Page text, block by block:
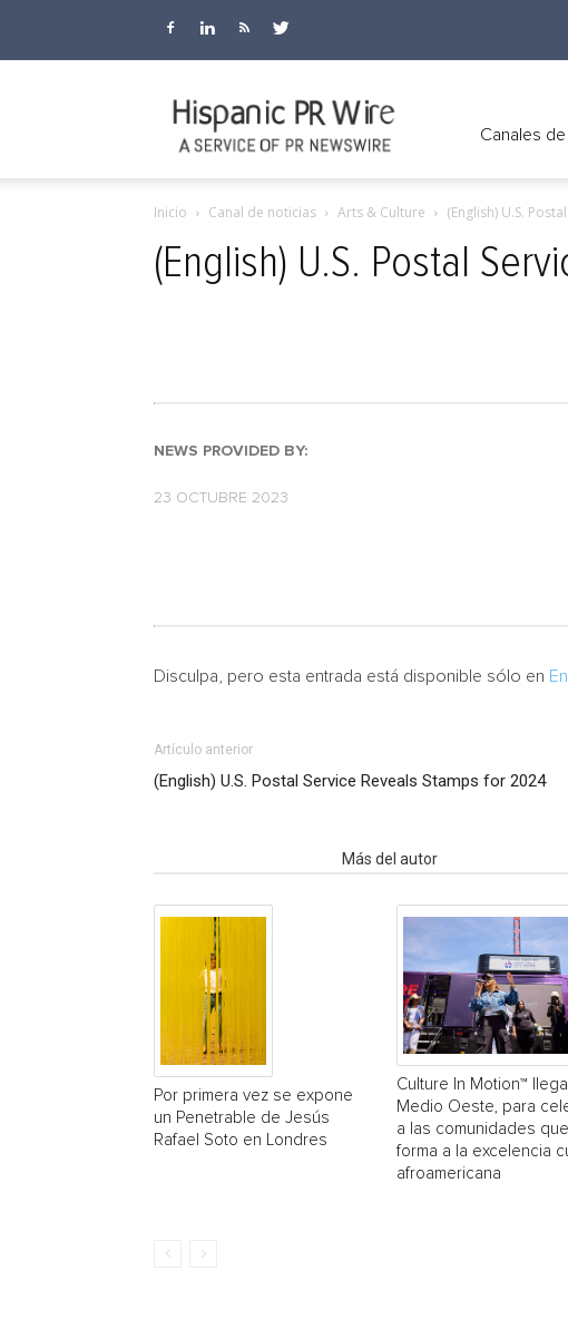
Canales
Inicio Canal de noticias Arts & Culture (English) U.S.
(English) U.S. Postal
NEWS PROVIDED BY:
23 OCTUBRE 2023
Disculpa, pero esta entrada está disponible sólo en
Artículo anterior
(English) U.S. Postal Service Reveals Stamps for 2024
Más del autor
Por primera vez se expone
un Penetrable de Jesús
Rafael Soto en Londres
Culture In Motion™ llega
Medio Oeste, para
a las comunidades
forma a la excelencia
afroamericana